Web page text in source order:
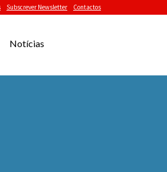
Subscrever Newsletter Contactos
Notícias